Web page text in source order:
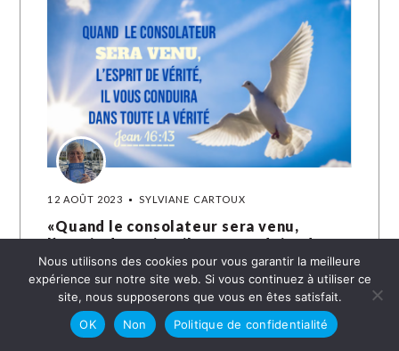
12 AOÛT 2023 SYLVIANE CARTOUX
«Quand le consolateur sera venu,
l’Esprit de vérité, il vous conduira dans
toute la vérité »Je16:13
J’ai confiance en mon Seigneur Il plaide
toujours en ma faveur Me conduit dans
Nous utilisons des cookies pour vous garantir la meilleure
expérience sur notre site web. Si vous continuez à utiliser ce
site, nous supposerons que vous en êtes satisfait.
OK
Non Politique de confidentialité